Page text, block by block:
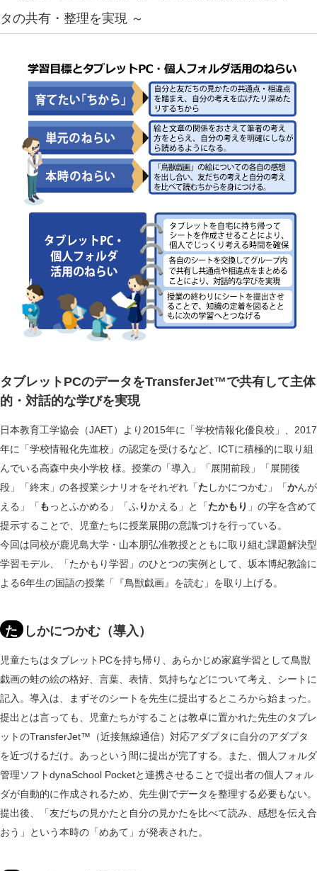
タの共有・整理を実現 ～
タブレットPCのデータをTransferJet™で共有して主体
的・対話的な学びを実現
日本教育工学協会（JAET）より2015年に「学校情報化優良校」、2017
年に「学校情報化先進校」の認定を受けるなど、ICTに積極的に取り組
んでいる高森中央小学校 様。授業の「導入」「展開前段」「展開後
段」「終末」の各授業シナリオをそれぞれ「た しかにつかむ」「かんが
える」「もっとふかめる」「ふ りかえる」と「たかもり 」の字を含めて
提示することで、児童たちに授業展開の意識づけを行っている。
今回は同校が鹿児島大学・山本朋弘准教授とともに取り組む課題解決型
学習モデル、「たかもり学習」のひとつの実例として、坂本博紀教諭に
よる6年生の国語の授業「『鳥獣戯画』を読む」を取り上げる。
た しかにつかむ（導入）
児童たちはタブレットPCを持ち帰り、あらかじめ家庭学習として鳥獣
戯画の蛙の絵の格好、言葉、表情、気持ちなどについて考え、シートに
記入。導入は、まずそのシートを先生に提出するところから始まった。
提出とは言っても、児童たちがすることは教卓に置かれた先生のタブレ
ットのTransferJet™（近接無線通信）対応アダプタに自分のアダプタ
を近づけるだけ。あっという間に提出が完了する。また、個人フォルダ
管理ソフトdynaSchool Pocketと連携させることで提出者の個人フォル
ダが自動的に作成されるため、先生側でデータを整理する必要もない。
提出後、「友だちの見かたと自分の見かたを比べて読み、感想を伝え合
おう」という本時の「めあて」が発表された。